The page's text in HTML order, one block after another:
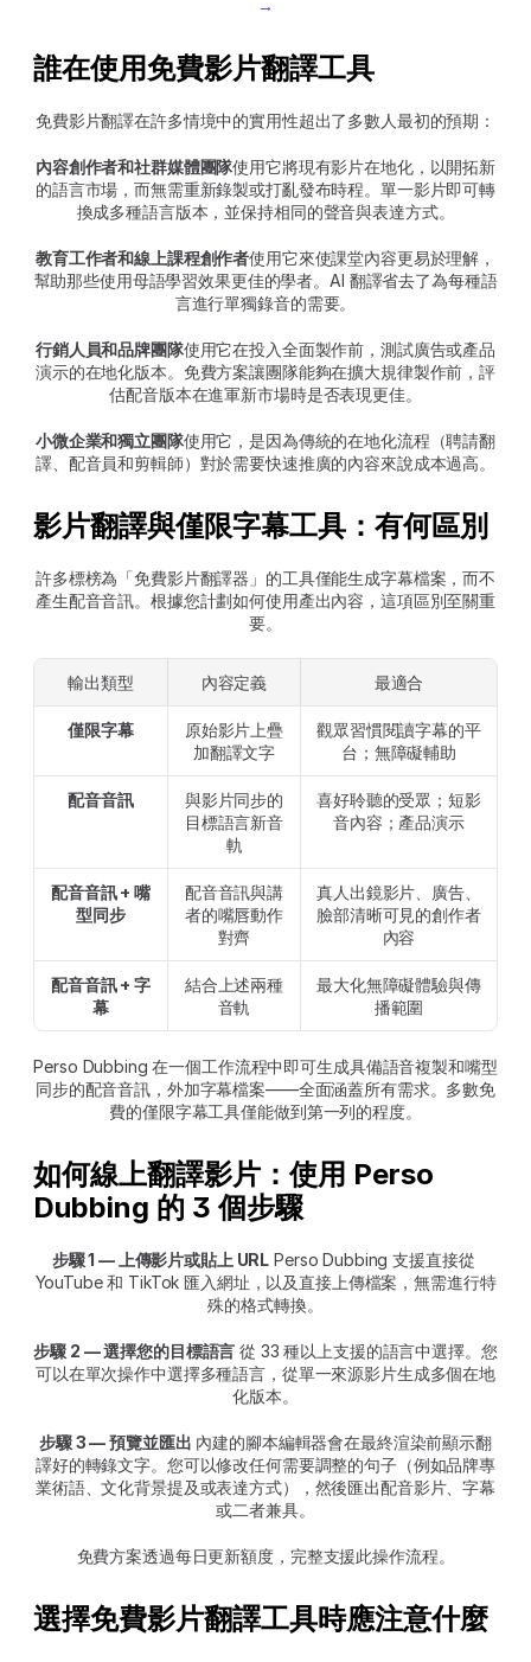
→
誰在使用免費影片翻譯工具
免費影片翻譯在許多情境中的實用性超出了多數人最初的預期：
內容創作者和社群媒體團隊使用它將現有影片在地化，以開拓新
的語言市場，而無需重新錄製或打亂發布時程。單一影片即可轉
換成多種語言版本，並保持相同的聲音與表達方式。
教育工作者和線上課程創作者使用它來使課堂內容更易於理解，
幫助那些使用母語學習效果更佳的學者。AI 翻譯省去了為每種語
言進行單獨錄音的需要。
行銷人員和品牌團隊使用它在投入全面製作前，測試廣告或產品
演示的在地化版本。免費方案讓團隊能夠在擴大規律製作前，評
估配音版本在進軍新市場時是否表現更佳。
小微企業和獨立團隊使用它，是因為傳統的在地化流程（聘請翻
譯、配音員和剪輯師）對於需要快速推廣的內容來說成本過高。
影片翻譯與僅限字幕工具：有何區別
許多標榜為「免費影片翻譯器」的工具僅能生成字幕檔案，而不
產生配音音訊。根據您計劃如何使用產出內容，這項區別至關重
要。
輸出類型 內容定義 最適合
僅限字幕
原始影片上疊
加翻譯文字
觀眾習慣閱讀字幕的平
台；無障礙輔助
配音音訊
與影片同步的
目標語言新音
軌
喜好聆聽的受眾；短影
音內容；產品演示
配音音訊 + 嘴
型同步
配音音訊與講
者的嘴唇動作
對齊
真人出鏡影片、廣告、
臉部清晰可見的創作者
內容
配音音訊 + 字
幕
結合上述兩種
音軌
最大化無障礙體驗與傳
播範圍
Perso Dubbing 在一個工作流程中即可生成具備語音複製和嘴型
同步的配音音訊，外加字幕檔案——全面涵蓋所有需求。多數免
費的僅限字幕工具僅能做到第一列的程度。
如何線上翻譯影片：使用 Perso
Dubbing 的 3 個步驟
步驟 1 — 上傳影片或貼上 URL Perso Dubbing 支援直接從
YouTube 和 TikTok 匯入網址，以及直接上傳檔案，無需進行特
殊的格式轉換。
步驟 2 — 選擇您的目標語言 從 33 種以上支援的語言中選擇。您
可以在單次操作中選擇多種語言，從單一來源影片生成多個在地
化版本。
步驟 3 — 預覽並匯出 內建的腳本編輯器會在最終渲染前顯示翻
譯好的轉錄文字。您可以修改任何需要調整的句子（例如品牌專
業術語、文化背景提及或表達方式），然後匯出配音影片、字幕
或二者兼具。
免費方案透過每日更新額度，完整支援此操作流程。
選擇免費影片翻譯工具時應注意什麼